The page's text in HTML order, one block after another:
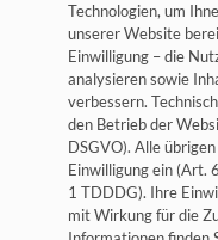
Technologien, um
unserer Website
Einwilligung – die
analysieren sowie
verbessern.
den Betrieb der
DSGVO). Alle
Einwilligung ein (Art.
1 TDDDG). Ihre
mit Wirkung für die